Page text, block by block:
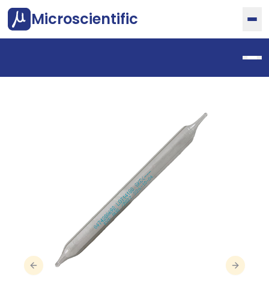
Microscientific
Previous Slide Next